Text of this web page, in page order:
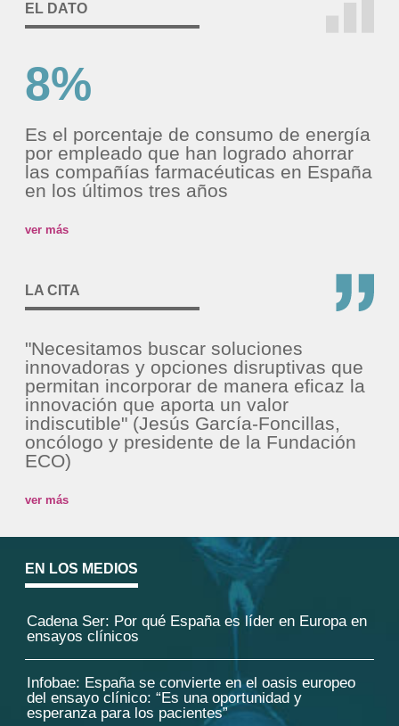
EL DATO
8%
Es el porcentaje de consumo de energía
por empleado que han logrado ahorrar
las compañías farmacéuticas en España
en los últimos tres años
ver más
LA CITA
"Necesitamos buscar soluciones
innovadoras y opciones disruptivas que
permitan incorporar de manera eficaz la
innovación que aporta un valor
indiscutible" (Jesús García-Foncillas,
oncólogo y presidente de la Fundación
ECO)
ver más
EN LOS MEDIOS
Cadena Ser: Por qué España es líder en Europa en
ensayos clínicos
Infobae: España se convierte en el oasis europeo
del ensayo clínico: “Es una oportunidad y
esperanza para los pacientes”